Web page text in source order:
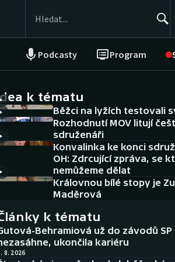
Podcasty Program
NEPŘEHLÉDNĚTE
Historické návraty
Aplikace ČT sport
AZ kvíz
k tématu
Běžci na lyžích testovali
Rozhodnutí MOV litují
sdruženáři
Konvalinka ke konci
OH: Zdrcující zpráva, se
nemůžeme dělat
Královnou bílé stopy je
Maděrová
k tématu
Behramiová už do závodů SP
ukončila kariéru
8. 2026